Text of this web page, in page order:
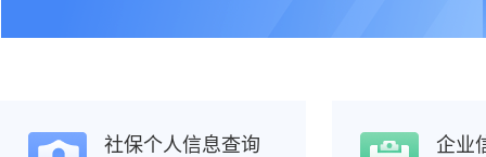
社保个人信息查询 企业